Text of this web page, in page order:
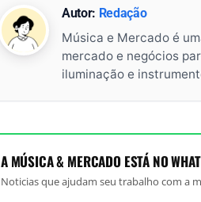
Autor: Redação
Música e Mercado é
mercado e negócios
iluminação e
A MÚSICA & MERCADO ESTÁ NO
Noticias que ajudam seu trabalho com a